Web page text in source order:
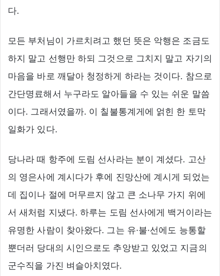
다.
모든 부처님이 가르치려고 했던 뜻은 악행은 조금도
하지 말고 선행만 하되 그것으로 그치지 말고 자기의
마음을 바로 깨달아 청정하게 하라는 것이다. 참으로
간단명료해서 누구라도 알아들을 수 있는 쉬운 말씀
이다. 그래서였을까. 이 칠불통계게에 얽힌 한 토막
일화가 있다.
당나라 때 항주에 도림 선사라는 분이 계셨다. 고산
의 영은사에 계시다가 후에 진망산에 계시게 되었는
데 집이나 절에 머무르지 않고 큰 소나무 가지 위에
서 새처럼 지냈다. 하루는 도림 선사에게 백거이라는
유명한 사람이 찾아왔다. 그는 유·불·선에도 능통할
뿐더러 당대의 시인으로도 추앙받고 있었고 지금의
군수직을 가진 벼슬아치였다.